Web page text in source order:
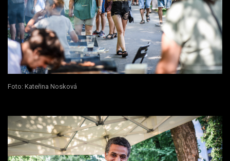
Foto: Kateřina Nosková